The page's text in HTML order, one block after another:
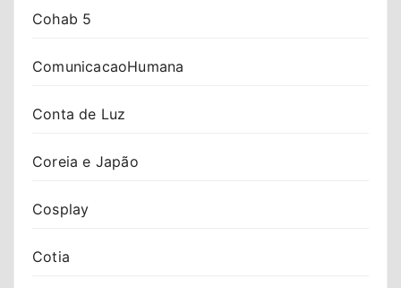
Cohab 5
ComunicacaoHumana
Conta de Luz
Coreia e Japão
Cosplay
Cotia